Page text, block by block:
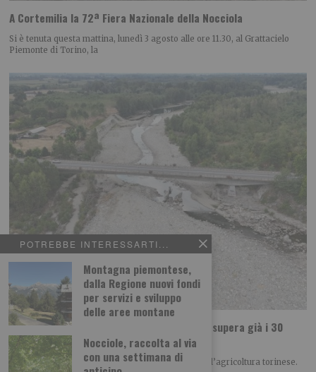
POTREBBE INTERESSARTI...
Montagna piemontese,
dalla Regione nuovi fondi
per servizi e sviluppo
delle aree montane
Nocciole, raccolta al via
con una settimana di
A Cortemilia la 72ª Fiera Nazionale della Nocciola
Si è tenuta questa mattina, lunedì 3 agosto alle ore 11.30, al Grattacielo
Piemonte di Torino, la
Siccità, il conto per l’agricoltura torinese supera già i 30
milioni: il mais è la coltura più colpita
La siccità presenta un conto sempre più pesante all’agricoltura torinese.